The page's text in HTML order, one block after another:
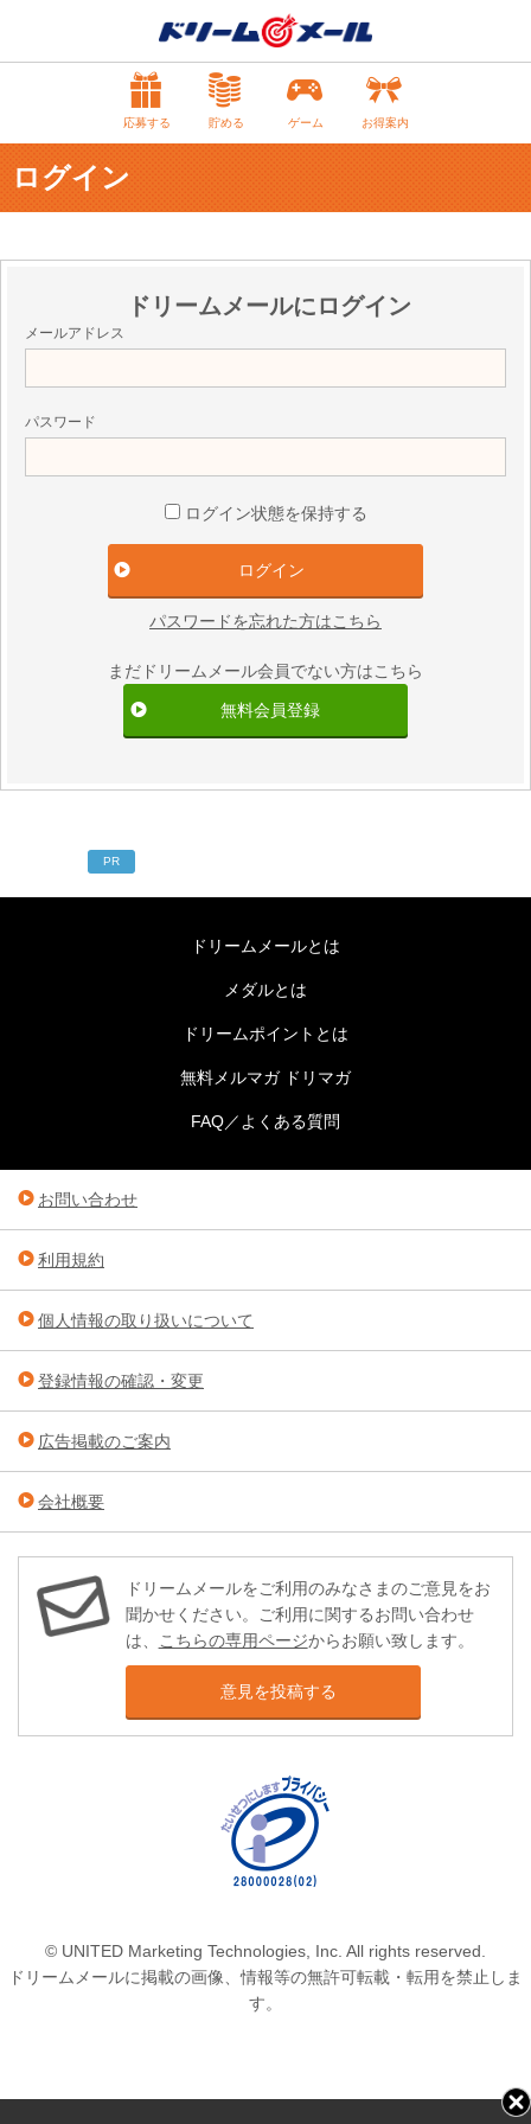
応募する 貯める ゲーム お得案内
ログイン
ドリームメールにログイン
メールアドレス
パスワード
ログイン状態を保持する
パスワードを忘れた方はこちら
まだドリームメール会員でない方はこちら
無料会員登録
PR
ドリームメールとは
メダルとは
ドリームポイントとは
無料メルマガ ドリマガ
FAQ／よくある質問
お問い合わせ
利用規約
個人情報の取り扱いについて
登録情報の確認・変更
広告掲載のご案内
会社概要
ドリームメールをご利用のみなさまのご意見をお
聞かせください。ご利用に関するお問い合わせ
は、 こちらの専用ページからお願い致します。
意見を投稿する
© UNITED Marketing Technologies, Inc. All rights reserved.
ドリームメールに掲載の画像、情報等の無許可転載・転用を禁止しま
す。